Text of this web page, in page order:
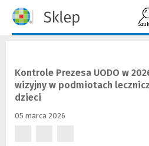
Kontrole Prezesa UODO w
wizyjny w podmiotach
dzieci
05 marca 2026